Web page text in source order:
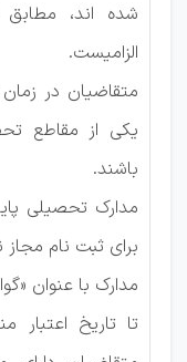
شده اند،
الزامیست.
متقاضیان در
یکی از مقاطع
باشند.
مدارک تحصیلی
برای ثبت نام
مدارک با عنوان
تا تاریخ